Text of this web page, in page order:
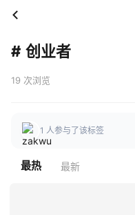
# 创业者
19 次浏览
1 人参与了该标签
最热 最新